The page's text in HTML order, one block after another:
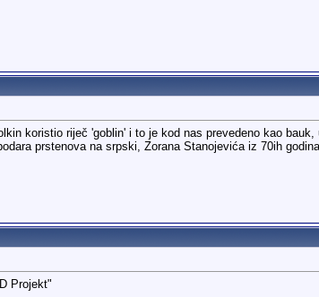
koristio riječ 'goblin' i to je kod nas prevedeno kao
prstenova na srpski, Zorana Stanojevića iz 70ih
Projekt"